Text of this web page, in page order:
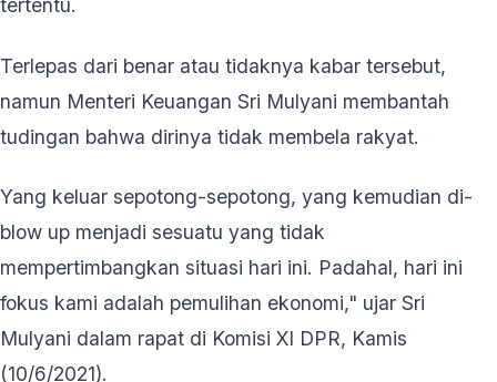
tertentu.
Terlepas dari benar atau tidaknya kabar tersebut,
namun Menteri Keuangan Sri Mulyani membantah
tudingan bahwa dirinya tidak membela rakyat.
Yang keluar sepotong-sepotong, yang kemudian di-
blow up menjadi sesuatu yang tidak
mempertimbangkan situasi hari ini. Padahal, hari ini
fokus kami adalah pemulihan ekonomi," ujar Sri
Mulyani dalam rapat di Komisi XI DPR, Kamis
(10/6/2021).